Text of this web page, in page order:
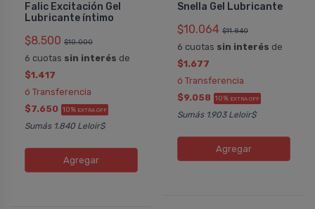
Falic Excitación Gel
Lubricante í­ntimo
$8.500 $10.000
6 cuotas sin interés de
$1.417
ó Transferencia
$7.650 10% EXTRA OFF
Sumás 1.840 Leloir$
Agregar
Snella Gel Lubricante
$10.064 $11.840
6 cuotas sin interés de
$1.677
ó Transferencia
$9.058 10% EXTRA OFF
Sumás 1.903 Leloir$
Agregar